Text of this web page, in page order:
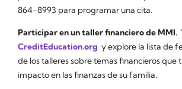
864-8993 para programar una cita.
Participar en un taller financiero de MMI.
CreditEducation.org y explore la lista de
de los talleres sobre temas financieros que
impacto en las finanzas de su familia.